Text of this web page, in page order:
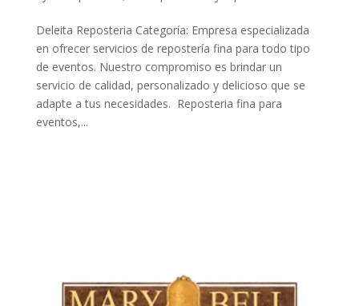
Deleita Reposteria Categoría: Empresa especializada
en ofrecer servicios de repostería fina para todo tipo
de eventos. Nuestro compromiso es brindar un
servicio de calidad, personalizado y delicioso que se
adapte a tus necesidades. Reposteria fina para
eventos,...